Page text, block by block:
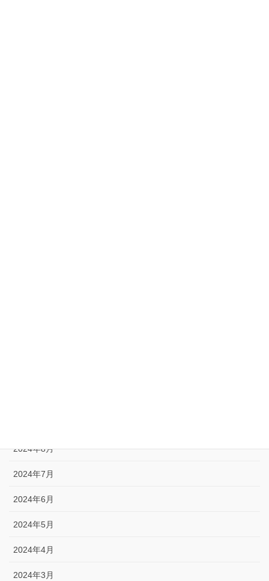
2024年8月
2024年7月
2024年6月
2024年5月
2024年4月
2024年3月